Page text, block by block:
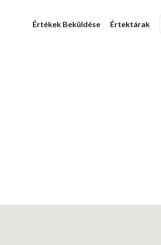
Értékek Beküldése Értektárak